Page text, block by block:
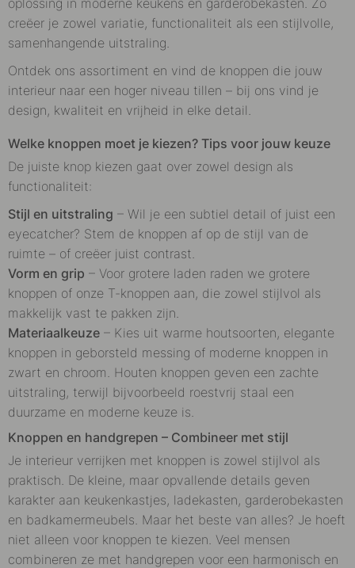
creëer je zowel variatie, functionaliteit als een stijlvolle,
samenhangende uitstraling.
Ontdek ons assortiment en vind de knoppen die jouw
interieur naar een hoger niveau tillen – bij ons vind je
design, kwaliteit en vrijheid in elke detail.
Welke knoppen moet je kiezen? Tips voor jouw keuze
De juiste knop kiezen gaat over zowel design als
functionaliteit:
Stijl en uitstraling – Wil je een subtiel detail of juist een
eyecatcher? Stem de knoppen af op de stijl van de
ruimte – of creëer juist contrast.
Vorm en grip – Voor grotere laden raden we grotere
knoppen of onze T-knoppen aan, die zowel stijlvol als
makkelijk vast te pakken zijn.
Materiaalkeuze – Kies uit warme houtsoorten, elegante
knoppen in geborsteld messing of moderne knoppen in
zwart en chroom. Houten knoppen geven een zachte
uitstraling, terwijl bijvoorbeeld roestvrij staal een
duurzame en moderne keuze is.
Knoppen en handgrepen – Combineer met stijl
Je interieur verrijken met knoppen is zowel stijlvol als
praktisch. De kleine, maar opvallende details geven
karakter aan keukenkastjes, ladekasten, garderobekasten
en badkamermeubels. Maar het beste van alles? Je hoeft
niet alleen voor knoppen te kiezen. Veel mensen
combineren ze met handgrepen voor een harmonisch en